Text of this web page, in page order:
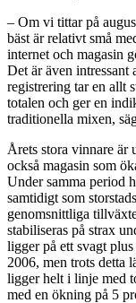
– Om vi tittar på
bäst är relativt små
internet och magasin
Det är även intressant
registrering tar en allt
totalen och ger en
traditionella mixen,
Årets stora vinnare är
också magasin som
Under samma period
samtidigt som
genomsnittliga
stabiliseras på strax
ligger på ett svagt
2006, men trots detta
ligger helt i linje med
med en ökning på 5